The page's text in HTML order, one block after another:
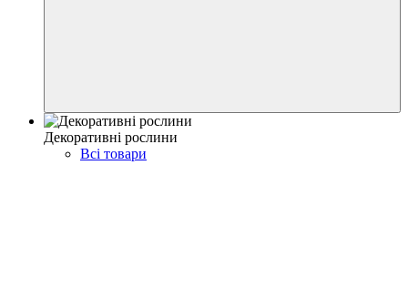
Декоративні рослини
Всі товари